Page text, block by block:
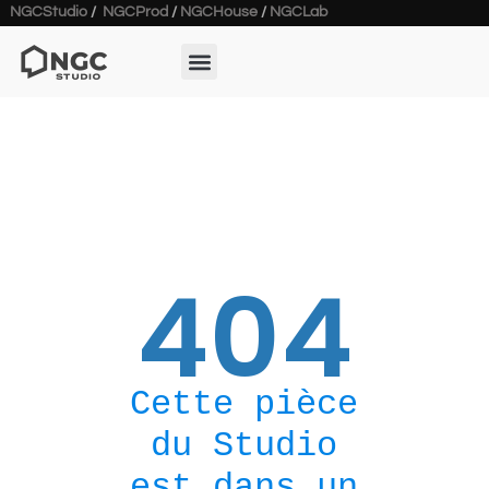
NGCStudio / NGCProd / NGCHouse / NGCLab
404
Cette pièce
du Studio